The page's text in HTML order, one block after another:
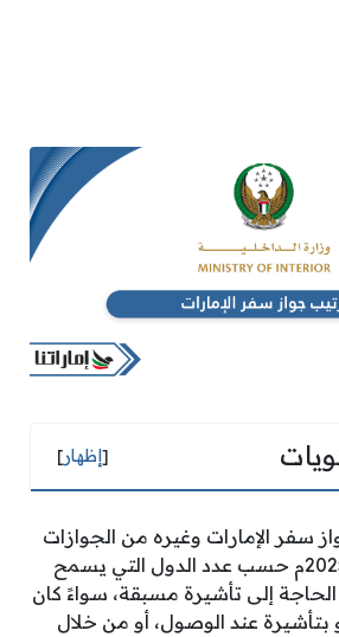
[إظهار]
سفر الإمارات وغيره من الجوازات
الأخرى عالميًا لعام 2025م حسب عدد الدول التي يسمح
الحاجة إلى تأشيرة مسبقة، سواءً كان
بتأشيرة عند الوصول، أو من خلال